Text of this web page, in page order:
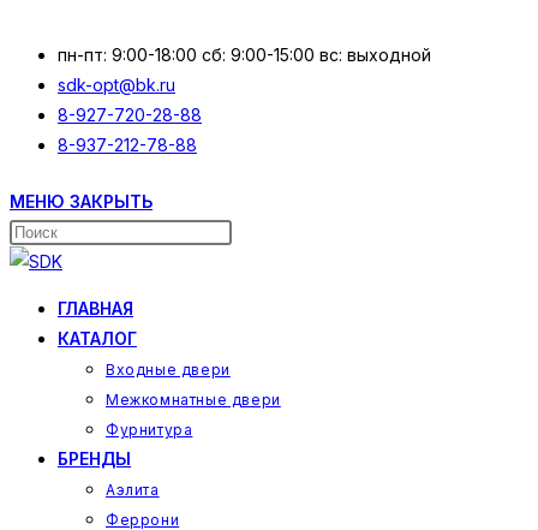
содержимому
пн-пт: 9:00-18:00 сб: 9:00-15:00 вс: выходной
sdk-opt@bk.ru
8-927-720-28-88
8-937-212-78-88
МЕНЮ ЗАКРЫТЬ
Поиск
на
ГЛАВНАЯ
КАТАЛОГ
Входные двери
Межкомнатные двери
Фурнитура
БРЕНДЫ
Аэлита
Феррони